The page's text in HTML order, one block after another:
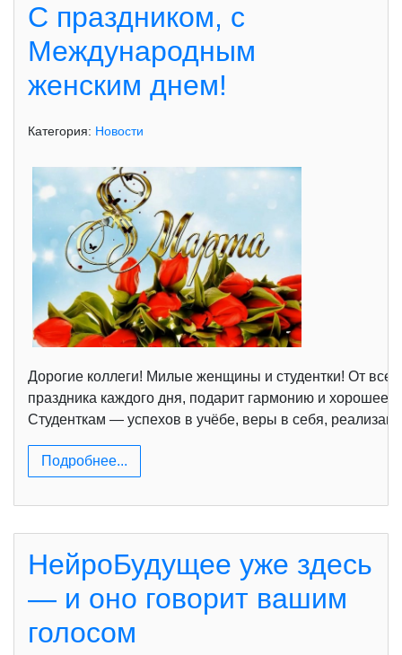
С праздником, с
Международным
женским днем!
Категория: Новости
Дорогие коллеги! Милые женщины и студентки! От
праздника каждого дня, подарит гармонию и хорошее
Студенткам — успехов в учёбе, веры в себя,
Подробнее...
НейроБудущее уже здесь
— и оно говорит вашим
голосом